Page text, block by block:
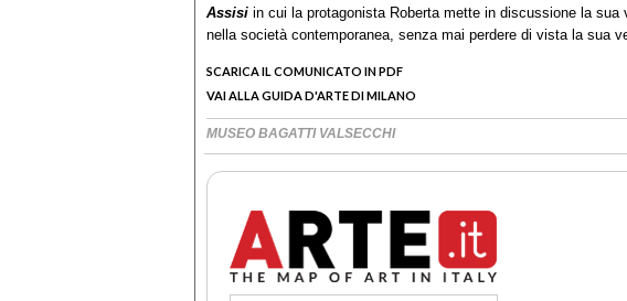
Assisi in cui la protagonista Roberta mette in discussione la
nella società contemporanea, senza mai perdere di vista la sua
SCARICA IL COMUNICATO IN PDF
VAI ALLA GUIDA D'ARTE DI MILANO
MUSEO BAGATTI VALSECCHI